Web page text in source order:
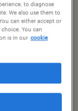
to diagnose
We also use them to
can either accept or
You can
is in our cookie